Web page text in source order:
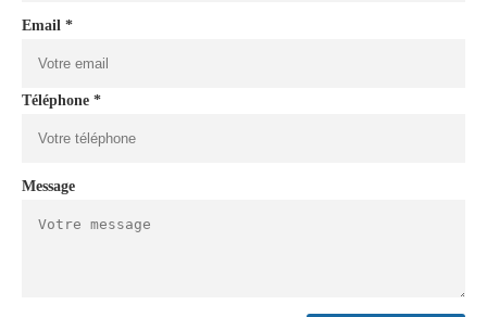
Email *
Téléphone *
Message